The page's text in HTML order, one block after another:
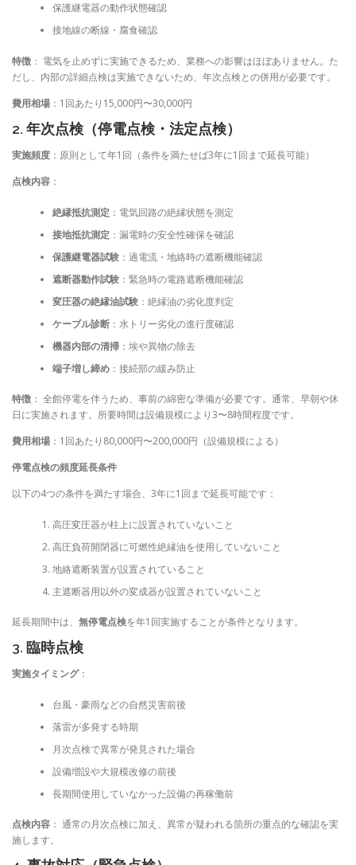
保護継電器の動作状態確認
接地線の断線・腐食確認
特徴 ： 電気を止めずに実施できるため、業務への影響はほぼありません。た
だし、内部の詳細点検は実施できないため、年次点検との併用が必要です。
費用相場 ：1回あたり15,000円〜30,000円
2. 年次点検（停電点検・法定点検）
実施頻度 ：原則として年1回（条件を満たせば3年に1回まで延長可能）
点検内容 ：
絶縁抵抗測定 ：電気回路の絶縁状態を測定
接地抵抗測定 ：漏電時の安全性確保を確認
保護継電器試験：過電流・地絡時の遮断機能確認
遮断器動作試験：緊急時の電路遮断機能確認
変圧器の絶縁油試験：絶縁油の劣化度判定
ケーブル診断：水トリー劣化の進行度確認
機器内部の清掃：埃や異物の除去
端子増し締め：接続部の緩み防止
特徴 ： 全館停電を伴うため、事前の綿密な準備が必要です。通常、早朝や休
日に実施されます。所要時間は設備規模により3〜8時間程度です。
費用相場 ：1回あたり80,000円〜200,000円（設備規模による）
停電点検の頻度延長条件
以下の4つの条件を満たす場合、3年に1回まで延長可能です：
高圧変圧器が柱上に設置されていないこと
高圧負荷開閉器に可燃性絶縁油を使用していないこと
地絡遮断装置が設置されていること
主遮断器用以外の変成器が設置されていないこと
延長期間中は、 無停電点検を年1回実施することが条件となります。
3. 臨時点検
実施タイミング：
台風・豪雨などの自然災害前後
落雷が多発する時期
月次点検で異常が発見された場合
設備増設や大規模改修の前後
長期間使用していなかった設備の再稼働前
点検内容 ： 通常の月次点検に加え、異常が疑われる箇所の重点的な確認を実
施します。